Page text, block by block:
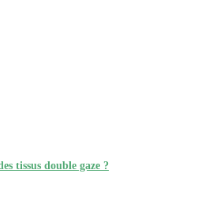
tissus double gaze ?